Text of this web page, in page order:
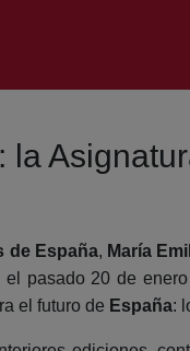
la
de España, María
el pasado 20 de
el futuro de España: